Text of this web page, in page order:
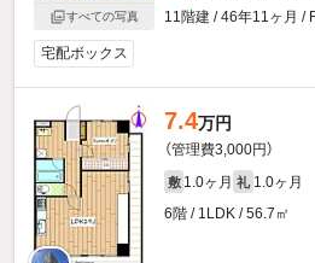
すべての写真
11階建 / 46年11ヶ月 /
宅配ボックス
7.4万円
（管理費3,000円）
敷 1.0ヶ月 礼 1.0ヶ月
6階 / 1LDK / 56.7㎡